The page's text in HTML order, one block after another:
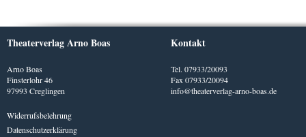
Theaterverlag Arno Boas
Arno Boas
Finsterlohr 46
97993 Creglingen
Widerrufsbelehrung
Datenschutzerklärung
Kontakt
Tel. 07933/20093
Fax 07933/20094
info@theaterverlag-arno-boas.de